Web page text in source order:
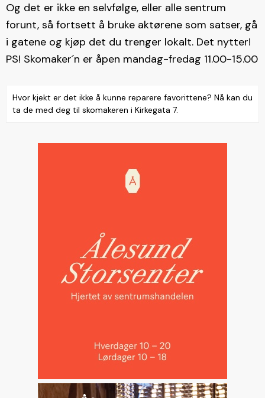
Og det er ikke en selvfølge, eller alle sentrum
forunt, så fortsett å bruke aktørene som satser, gå
i gatene og kjøp det du trenger lokalt. Det nytter!
PS! Skomaker´n er åpen mandag-fredag 11.00-15.00
Hvor kjekt er det ikke å kunne reparere favorittene? Nå kan du
ta de med deg til skomakeren i Kirkegata 7.